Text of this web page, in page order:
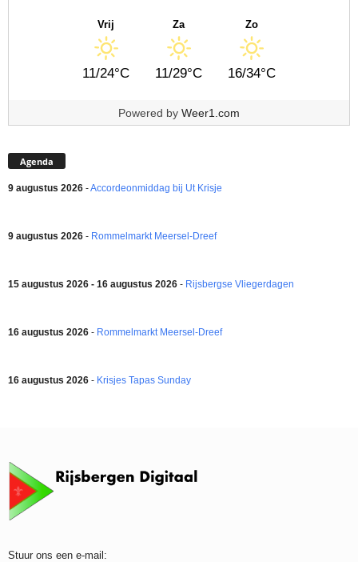
Vrij
11/24°C
Za
11/29°C
Zo
16/34°C
Powered by Weer1.com
Agenda
9 augustus 2026 -Accordeonmiddag bij Ut Krisje
9 augustus 2026 - Rommelmarkt Meersel-Dreef
15 augustus 2026 - 16 augustus 2026 - Rijsbergse Vliegerdagen
16 augustus 2026 - Rommelmarkt Meersel-Dreef
16 augustus 2026 - Krisjes Tapas Sunday
Stuur ons een e-mail: